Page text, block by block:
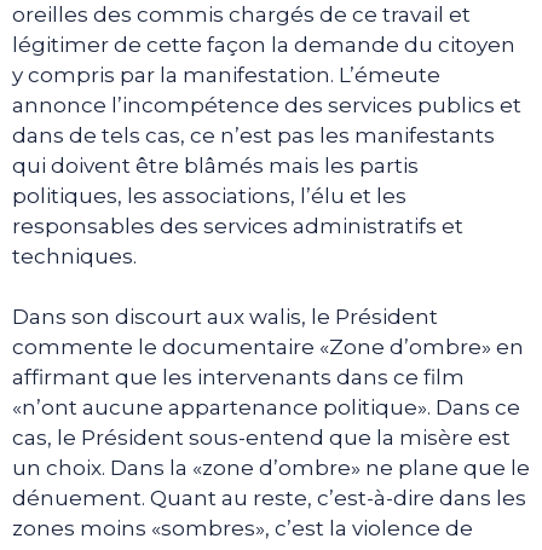
oreilles des commis chargés de ce travail et
légitimer de cette façon la demande du citoyen
y compris par la manifestation. L’émeute
annonce l’incompétence des services publics et
dans de tels cas, ce n’est pas les manifestants
qui doivent être blâmés mais les partis
politiques, les associations, l’élu et les
responsables des services administratifs et
techniques.
Dans son discourt aux walis, le Président
commente le documentaire «Zone d’ombre» en
affirmant que les intervenants dans ce film
«n’ont aucune appartenance politique». Dans ce
cas, le Président sous-entend que la misère est
un choix. Dans la «zone d’ombre» ne plane que le
dénuement. Quant au reste, c’est-à-dire dans les
zones moins «sombres», c’est la violence de